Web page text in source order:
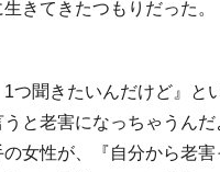
きてきたつもりだった
つ聞きたいんだけど』と
と老害になっちゃうん
女性が、『自分から老